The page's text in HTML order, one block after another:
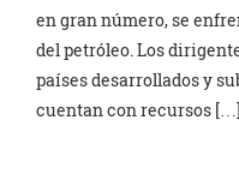
en gran número, se
del petróleo. Los
países desarrollados y
cuentan con recursos […]